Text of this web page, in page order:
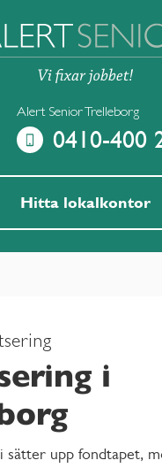
Alert Senior Trelleborg
0410-400
Hitta lokalkontor
i
sätter upp fondtapet,